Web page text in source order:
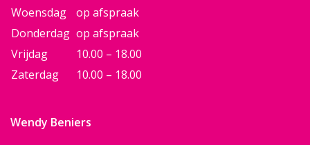
Woensdag
op afspraak
Donderdag op afspraak
Vrijdag
10.00 – 18.00
Zaterdag
10.00 – 18.00
Wendy Beniers